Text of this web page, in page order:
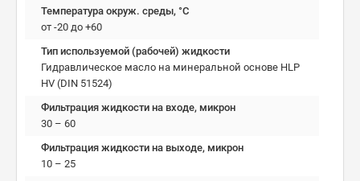
Температура окруж. среды, °C
от -20 до +60
Тип используемой (рабочей) жидкости
Гидравлическое масло на минеральной основе HLP
HV (DIN 51524)
Фильтрация жидкости на входе, микрон
30 – 60
Фильтрация жидкости на выходе, микрон
10 – 25